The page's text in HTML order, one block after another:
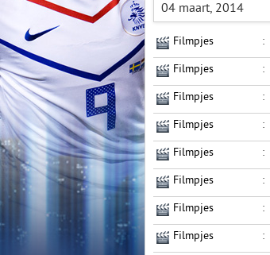
04 maart, 2014
Filmpjes :
Filmpjes :
Filmpjes :
Filmpjes :
Filmpjes :
Filmpjes :
Filmpjes :
Filmpjes :